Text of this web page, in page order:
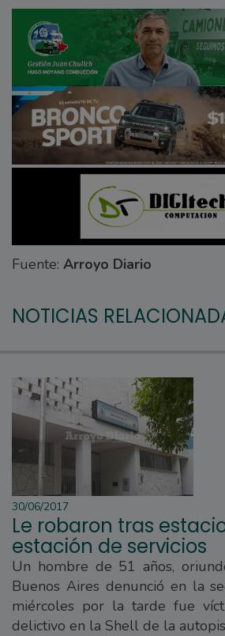
Fuente: Arroyo Diario
NOTICIAS
30/06/2017
Le robaron tras
estación de servicios
Un hombre de 51 años,
Buenos Aires denunció en la
miércoles por la tarde fue
delictivo en la Shell de la